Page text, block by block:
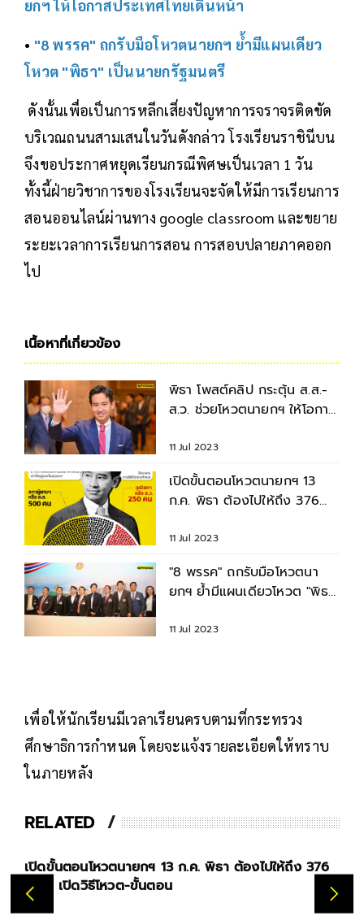
ยกฯ ให้โอกาสประเทศไทยเดินหน้า
• "8 พรรค" ถกรับมือโหวตนายกฯ ย้ำมีแผนเดียว
โหวต "พิธา" เป็นนายกรัฐมนตรี
ดังนั้นเพื่อเป็นการหลีกเสี่ยงปัญหาการจราจรติดขัด
บริเวณถนนสามเสนในวันดังกล่าว โรงเรียนราชินีบน
จึงขอประกาศหยุดเรียนกรณีพิศษเป็นเวลา 1 วัน
ทั้งนี้ฝ่ายวิชาการของโรงเรียนจะจัดให้มีการเรียนการ
สอนออนไลน์ผ่านทาง google classroom และขยาย
ระยะเวลาการเรียนการสอน การสอบปลายภาคออก
ไป
เนื้อหาที่เกี่ยวข้อง
พิธา โพสต์คลิป กระตุ้น ส.ส.-
ส.ว. ช่วยโหวตนายกฯ ให้โอกาส
11 Jul 2023
เปิดขั้นตอนโหวตนายกฯ 13
ก.ค. พิธา ต้องไปให้ถึง 376
11 Jul 2023
"8 พรรค" ถกรับมือโหวตนา
ยกฯ ย้ำมีแผนเดียวโหวต "พิธา"
11 Jul 2023
เพื่อให้นักเรียนมีเวลาเรียนครบตามที่กระทรวง
ศึกษาธิการกำหนด โดยจะแจ้งรายละเอียดให้ทราบ
ในภายหลัง
RELATED
เปิดขั้นตอนโหวตนายกฯ 13 ก.ค. พิธา ต้องไปให้ถึง 376
เสียง เปิดวิธีโหวต-ขั้นตอน